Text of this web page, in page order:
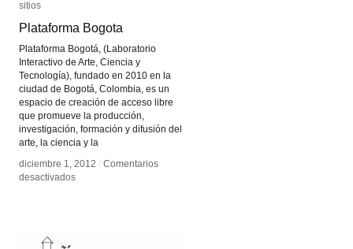
sitios
Plataforma Bogota
Plataforma Bogotá, (Laboratorio
Interactivo de Arte, Ciencia y
Tecnología), fundado en 2010 en la
ciudad de Bogotá, Colombia, es un
espacio de creación de acceso libre
que promueve la producción,
investigación, formación y difusión del
arte, la ciencia y la
diciembre 1, 2012 / Comentarios
desactivadosen
sitios
Plataforma Bogota
diciembre 1, 2012 / Comentarios
desactivadosen